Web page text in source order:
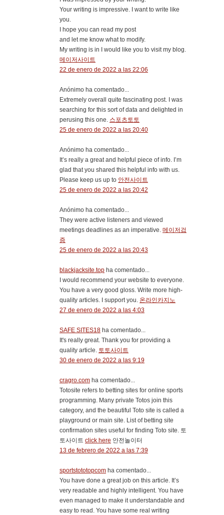
Your writing is impressive. I want to write like
you.
I hope you can read my post
and let me know what to modify.
My writing is in I would like you to visit my blog.
메이저사이트
22 de enero de 2022 a las 22:06
Anónimo ha comentado...
Extremely overall quite fascinating post. I was
searching for this sort of data and delighted in
perusing this one. 스포츠토토
25 de enero de 2022 a las 20:40
Anónimo ha comentado...
It’s really a great and helpful piece of info. I’m
glad that you shared this helpful info with us.
Please keep us up to 안전사이트
25 de enero de 2022 a las 20:42
Anónimo ha comentado...
They were active listeners and viewed
meetings deadlines as an imperative. 메이저검
증
25 de enero de 2022 a las 20:43
blackjacksite.top ha comentado...
I would recommend your website to everyone.
You have a very good gloss. Write more high-
quality articles. I support you. 온라인카지노
27 de enero de 2022 a las 4:03
SAFE SITES18 ha comentado...
It's really great. Thank you for providing a
quality article. 토토사이트
30 de enero de 2022 a las 9:19
cragro.com ha comentado...
Totosite refers to betting sites for online sports
programming. Many private Totos join this
category, and the beautiful Toto site is called a
playground or main site. List of betting site
confirmation sites useful for finding Toto site. 토
토사이트 click here 안전놀이터
13 de febrero de 2022 a las 7:39
sportstototopcom ha comentado...
You have done a great job on this article. It’s
very readable and highly intelligent. You have
even managed to make it understandable and
easy to read. You have some real writing